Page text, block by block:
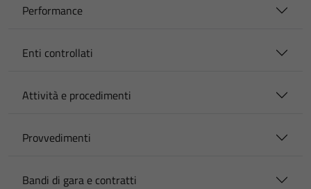
Performance
Enti controllati
Attività e procedimenti
Provvedimenti
Bandi di gara e contratti